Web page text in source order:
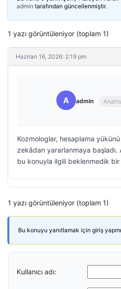
admin tarafından güncellenmiştir.
1 yazı görüntüleniyor (toplam 1)
Haziran 16, 2026: 2:19 pm
A admin
Kozmologlar, hesaplama
zekâdan yararlanmaya başladı.
bu konuyla ilgili beklenmedik
1 yazı görüntüleniyor (toplam 1)
Bu konuyu yanıtlamak için giriş
Kullanıcı adı: